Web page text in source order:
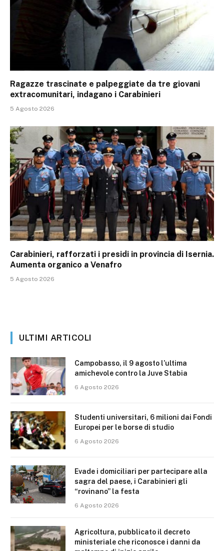
Ragazze trascinate e palpeggiate da tre giovani
extracomunitari, indagano i Carabinieri
5 Agosto 2026
Carabinieri, rafforzati i presidi in provincia di Isernia.
Aumenta organico a Venafro
5 Agosto 2026
ULTIMI ARTICOLI
Campobasso, il 9 agosto l’ultima
amichevole contro la Juve Stabia
6 Agosto 2026
Studenti universitari, 6 milioni dai Fondi
Europei per le borse di studio
6 Agosto 2026
Evade i domiciliari per partecipare alla
sagra del paese, i Carabinieri gli
“rovinano” la festa
6 Agosto 2026
Agricoltura, pubblicato il decreto
ministeriale che riconosce i danni da